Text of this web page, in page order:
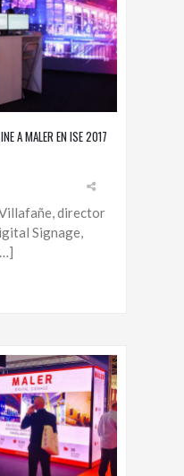
A MALER EN ISE 2017
director
Signage,